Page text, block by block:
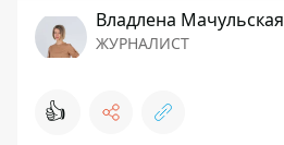
Владлена Мачульская
ЖУРНАЛИСТ
👍